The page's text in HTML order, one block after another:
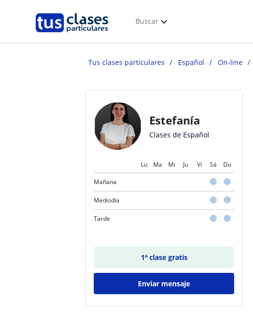
Buscar
Tus clases particulares Español On-line
Estefanía
Clases de Español
Lu Ma Mi Ju Vi Sá Do
Mañana
Mediodía
Tarde
1ª clase gratis
Enviar mensaje